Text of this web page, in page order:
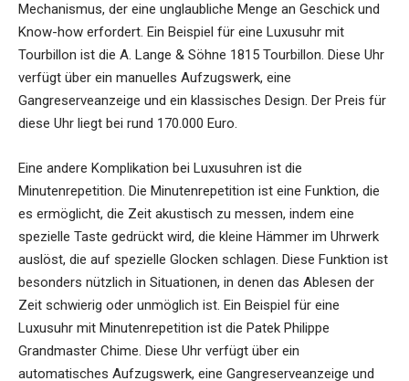
Mechanismus, der eine unglaubliche Menge an Geschick und
Know-how erfordert. Ein Beispiel für eine Luxusuhr mit
Tourbillon ist die A. Lange & Söhne 1815 Tourbillon. Diese Uhr
verfügt über ein manuelles Aufzugswerk, eine
Gangreserveanzeige und ein klassisches Design. Der Preis für
diese Uhr liegt bei rund 170.000 Euro.
Eine andere Komplikation bei Luxusuhren ist die
Minutenrepetition. Die Minutenrepetition ist eine Funktion, die
es ermöglicht, die Zeit akustisch zu messen, indem eine
spezielle Taste gedrückt wird, die kleine Hämmer im Uhrwerk
auslöst, die auf spezielle Glocken schlagen. Diese Funktion ist
besonders nützlich in Situationen, in denen das Ablesen der
Zeit schwierig oder unmöglich ist. Ein Beispiel für eine
Luxusuhr mit Minutenrepetition ist die Patek Philippe
Grandmaster Chime. Diese Uhr verfügt über ein
automatisches Aufzugswerk, eine Gangreserveanzeige und